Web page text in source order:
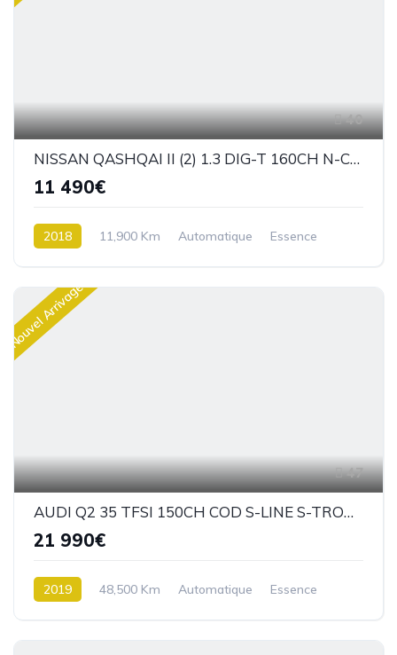
40
NISSAN QASHQAI II (2) 1.3 DIG-T 160CH N-CONNECTA DCT
11 490€
2018 11,900 Km Automatique
Essence
Nouvel Arrivage
47
AUDI Q2 35 TFSI 150CH COD S-LINE S-TRONIC 7
21 990€
2019 48,500 Km Automatique
Essence